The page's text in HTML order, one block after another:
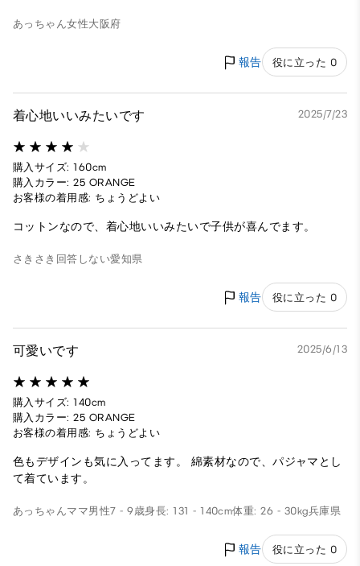
あっちゃん女性大阪府
報告 役に立った 0
着心地いいみたいです 2025/7/23
購入サイズ: 160cm
購入カラー: 25 ORANGE
お客様の着用感: ちょうどよい
コットンなので、着心地いいみたいで子供が喜んでます。
さきさき 回答しない愛知県
報告 役に立った 0
可愛いです 2025/6/13
購入サイズ: 140cm
購入カラー: 25 ORANGE
お客様の着用感: ちょうどよい
色もデザインも気に入ってます。 綿素材なので、パジャマとし
て着ています。
あっちゃんママ男性7 - 9歳身長: 131 - 140cm体重: 26 - 30kg兵庫県
報告 役に立った 0